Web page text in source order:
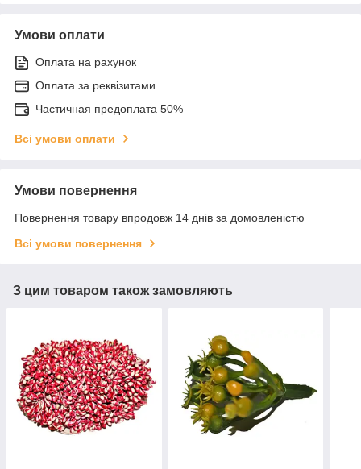
Умови оплати
Оплата на рахунок
Оплата за реквізитами
Частичная предоплата 50%
Всі умови оплати
Умови повернення
Повернення товару впродовж 14 днів за домовленістю
Всі умови повернення
З цим товаром також замовляють